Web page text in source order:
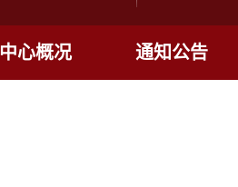
中心概况 通知公告